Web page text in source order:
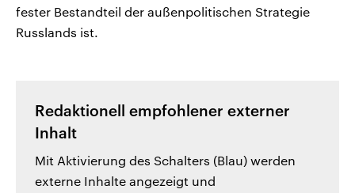
fester Bestandteil der außenpolitischen Strategie
Russlands ist.
Redaktionell empfohlener externer
Inhalt
Mit Aktivierung des Schalters (Blau) werden
externe Inhalte angezeigt und